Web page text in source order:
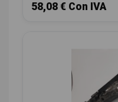
58,08 € Con IVA